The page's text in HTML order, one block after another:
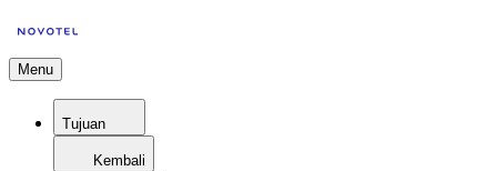
Menu
Tujuan
Kembali